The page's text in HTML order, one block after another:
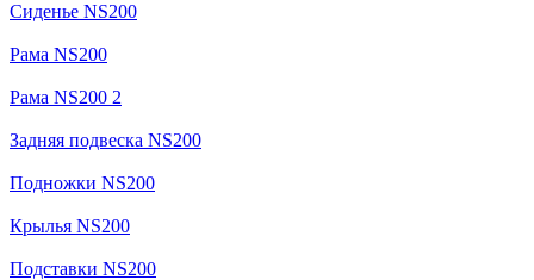
Сиденье NS200
Рама NS200
Рама NS200 2
Задняя подвеска NS200
Подножки NS200
Крылья NS200
Подставки NS200